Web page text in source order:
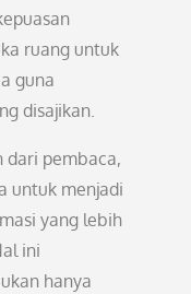
ruang untuk
guna
disajikan.
dari pembaca,
untuk menjadi
yang lebih
ini
hanya